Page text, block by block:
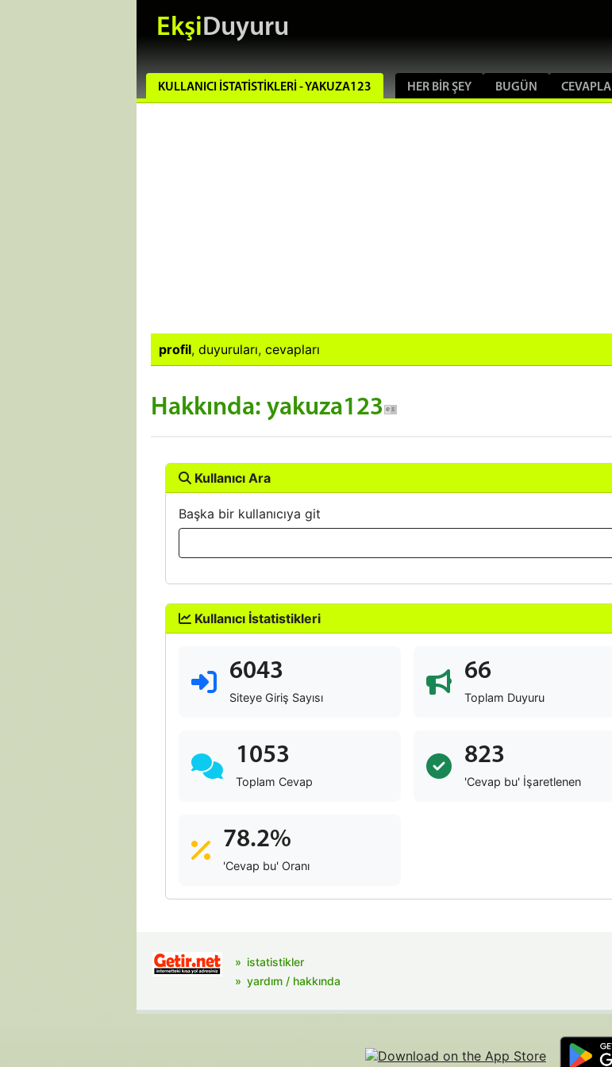
EkşiDuyuru
KULLANICI İSTATISTIKLERI - YAKUZA123 HER BIR ŞEY BUGÜN CEVAPLA
profil, duyuruları, cevapları
Hakkında: yakuza123
Kullanıcı Ara
Başka bir kullanıcıya git
Kullanıcı İstatistikleri
6043
Siteye Giriş Sayısı
66
Toplam Duyuru
1053
Toplam Cevap
823
'Cevap bu' İşaretlenen
78.2%
'Cevap bu' Oranı
istatistikler
yardım / hakkında